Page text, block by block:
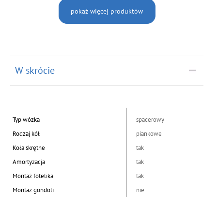
pokaż więcej produktów
W skrócie
Typ wózka
spacerowy
Rodzaj kół
piankowe
Koła skrętne
tak
Amortyzacja
tak
Montaż fotelika
tak
Montaż gondoli
nie